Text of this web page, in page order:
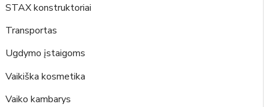
STAX konstruktoriai
Transportas
Ugdymo įstaigoms
Vaikiška kosmetika
Vaiko kambarys